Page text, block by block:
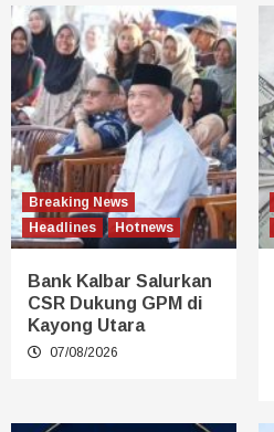
Breaking News
Headlines
Hotnews
Bank Kalbar Salurkan
CSR Dukung GPM di
Kayong Utara
07/08/2026